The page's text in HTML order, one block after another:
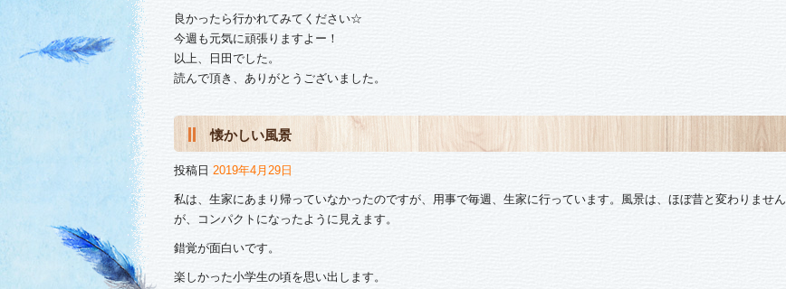
良かったら行かれてみてください☆
今週も元気に頑張りますよー！
以上、日田でした。
読んで頂き、ありがとうございました。
懐かしい風景
投稿日 2019年4月29日
私は、生家にあまり帰っていなかったのですが、用事で毎週、生家に行っています。風景は、ほぼ昔と変わりません
が、コンパクトになったように見えます。
錯覚が面白いです。
楽しかった小学生の頃を思い出します。